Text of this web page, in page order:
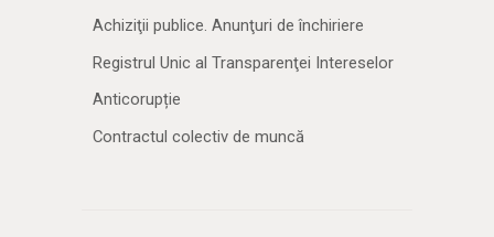
Achiziţii publice. Anunţuri de închiriere
Registrul Unic al Transparenţei Intereselor
Anticorupție
Contractul colectiv de muncă